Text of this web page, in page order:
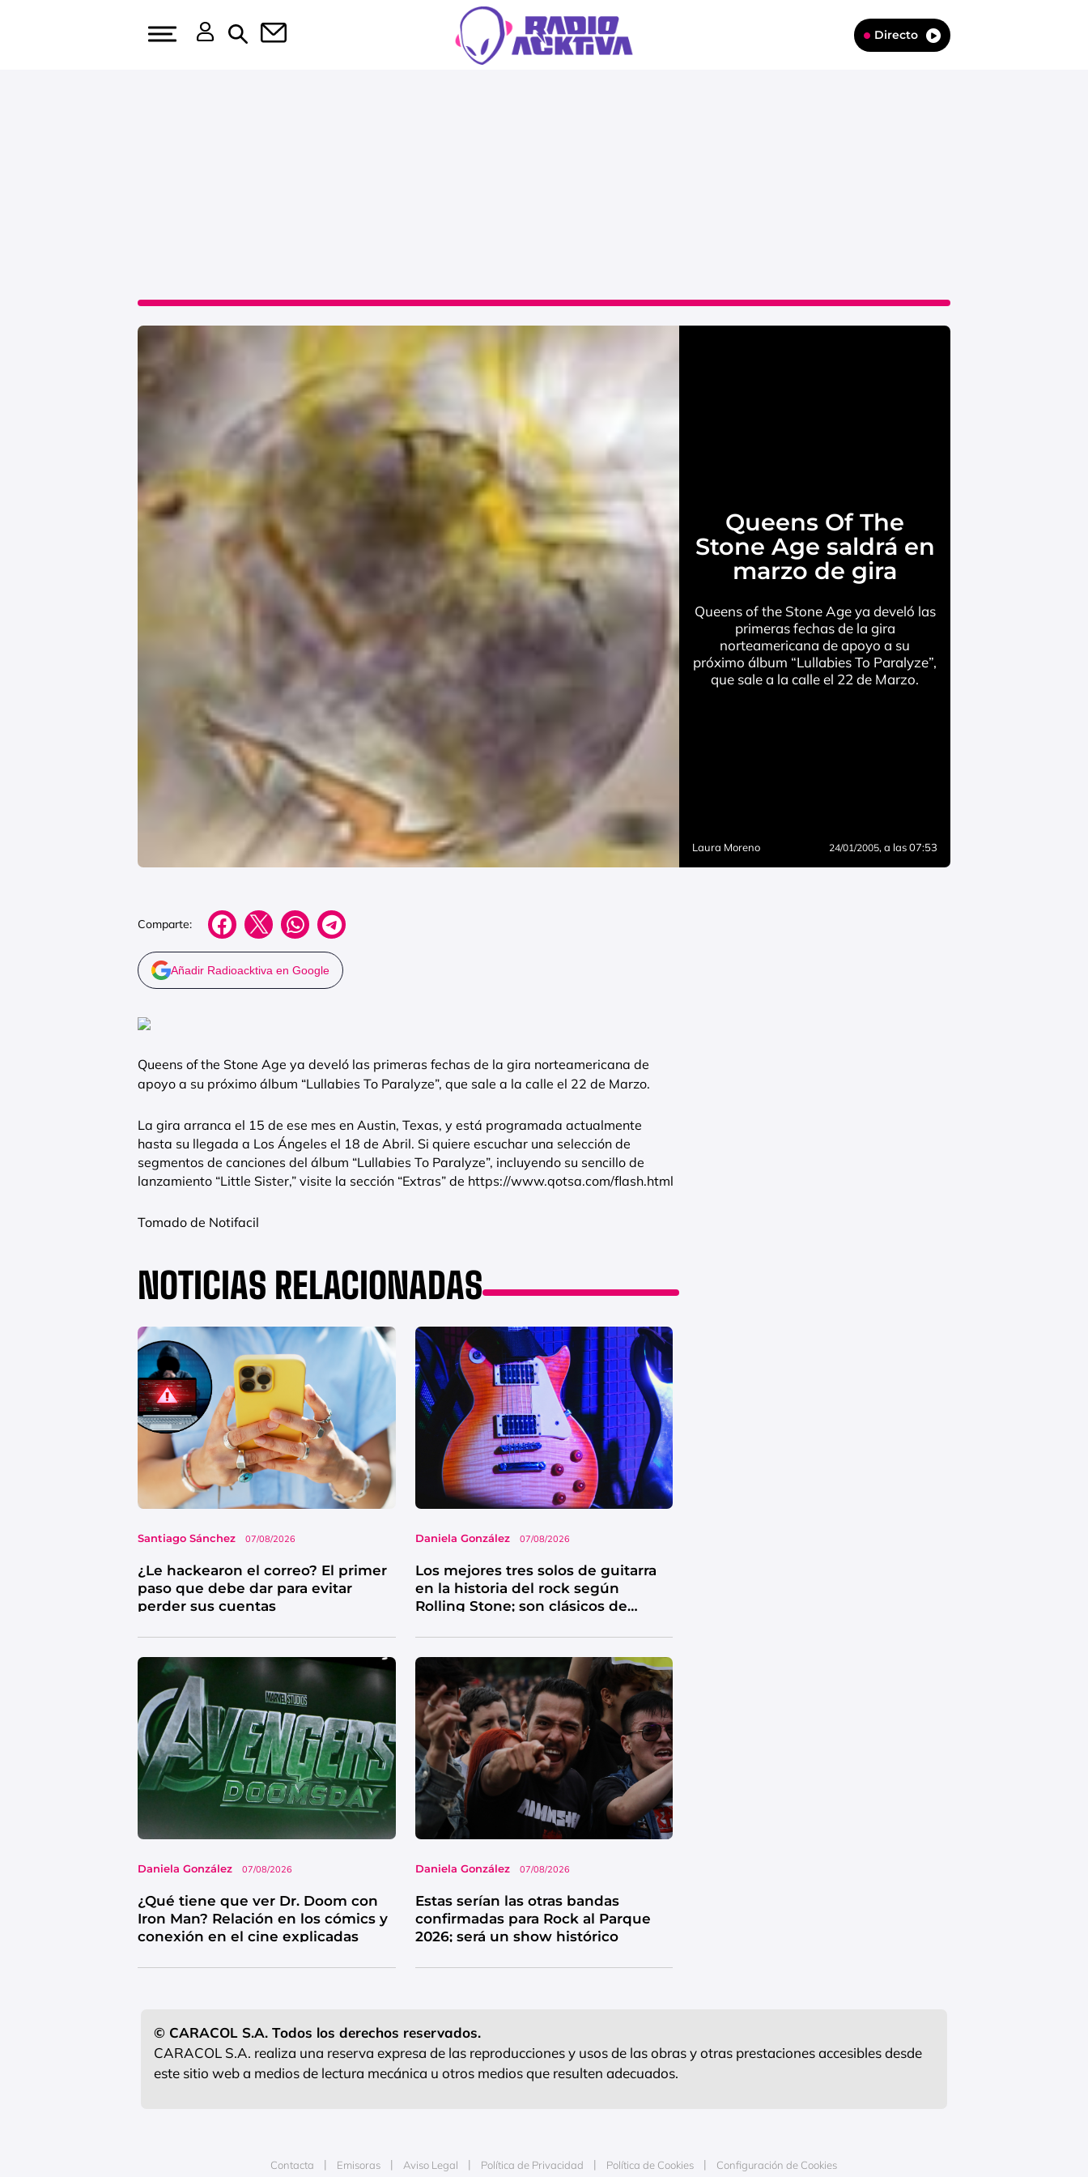
Directo
Queens Of The
Stone Age saldrá en
marzo de gira
Queens of the Stone Age ya develó las
primeras fechas de la gira
norteamericana de apoyo a su
próximo álbum “Lullabies To Paralyze”,
que sale a la calle el 22 de Marzo.
Laura Moreno 24/01/2005, a las 07:53
Comparte:
Añadir Radioacktiva en Google
Queens of the Stone Age ya develó las primeras fechas de la gira norteamericana de
apoyo a su próximo álbum “Lullabies To Paralyze”, que sale a la calle el 22 de Marzo.
La gira arranca el 15 de ese mes en Austin, Texas, y está programada actualmente
hasta su llegada a Los Ángeles el 18 de Abril. Si quiere escuchar una selección de
segmentos de canciones del álbum “Lullabies To Paralyze”, incluyendo su sencillo de
lanzamiento “Little Sister,” visite la sección “Extras” de https://www.qotsa.com/flash.html
Tomado de Notifacil
NOTICIAS RELACIONADAS
Santiago Sánchez 07/08/2026
¿Le hackearon el correo? El primer
paso que debe dar para evitar
perder sus cuentas
Daniela González 07/08/2026
Los mejores tres solos de guitarra
en la historia del rock según
Rolling Stone; son clásicos de
Daniela González 07/08/2026
¿Qué tiene que ver Dr. Doom con
Iron Man? Relación en los cómics y
conexión en el cine explicadas
Daniela González 07/08/2026
Estas serían las otras bandas
confirmadas para Rock al Parque
2026; será un show histórico
© CARACOL S.A. Todos los derechos reservados.
CARACOL S.A. realiza una reserva expresa de las reproducciones y usos de las obras y otras prestaciones accesibles desde
este sitio web a medios de lectura mecánica u otros medios que resulten adecuados.
Contacta Emisoras Aviso Legal Política de Privacidad Política de Cookies Configuración de Cookies